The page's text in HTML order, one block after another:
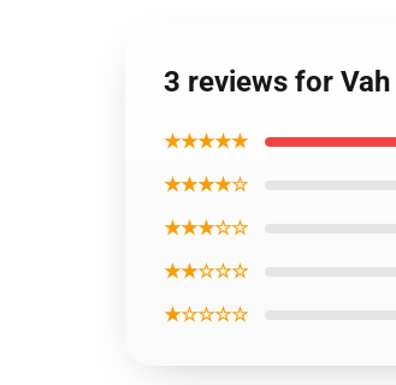
3 reviews for
★★★★★
★★★★☆
★★★☆☆
★★☆☆☆
★☆☆☆☆